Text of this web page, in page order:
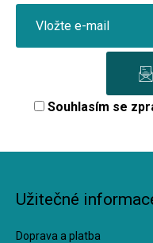
Souhlasím se
Užitečné
Doprava a platba